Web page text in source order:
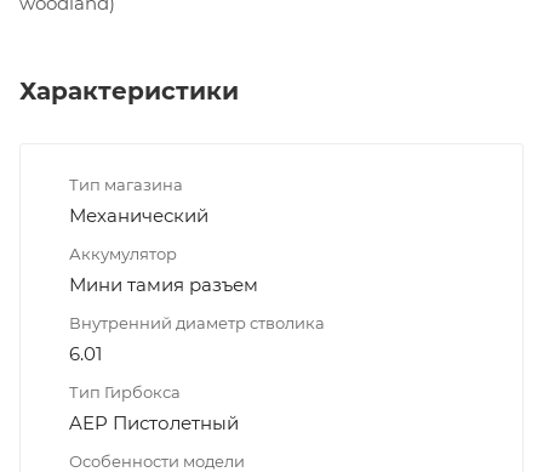
Характеристики
Тип магазина
Механический
Аккумулятор
Мини тамия разъем
Внутренний диаметр стволика
6.01
Тип Гирбокса
AEP Пистолетный
Особенности модели